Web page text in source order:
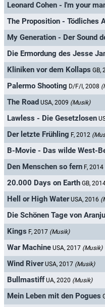
Leonard Cohen - I'm your
The Proposition - Tödliches
My Generation - Der Sound
Kliniken vor dem Kollaps GB,
Palermo Shooting D/F/I, 2008
The Road USA, 2009 (Musik)
Lawless - Die Gesetzlosen
Der letzte Frühling F, 2012
B-Movie - Das wilde West-
Den Menschen so fern F, 2014
20.000 Days on Earth GB,
Hell or High Water USA, 2016
Die Schönen Tage von
Kings F, 2017 (Musik)
War Machine USA, 2017 (Musik)
Wind River USA, 2017 (Musik)
Bullmastiff UA, 2020 (Musik)
Mein Leben mit den Pogues